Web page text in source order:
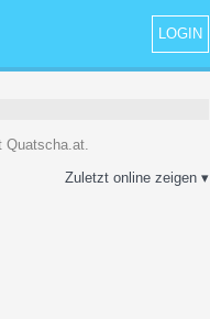
LOGIN
Quatscha.at.
Zuletzt online zeigen ▾